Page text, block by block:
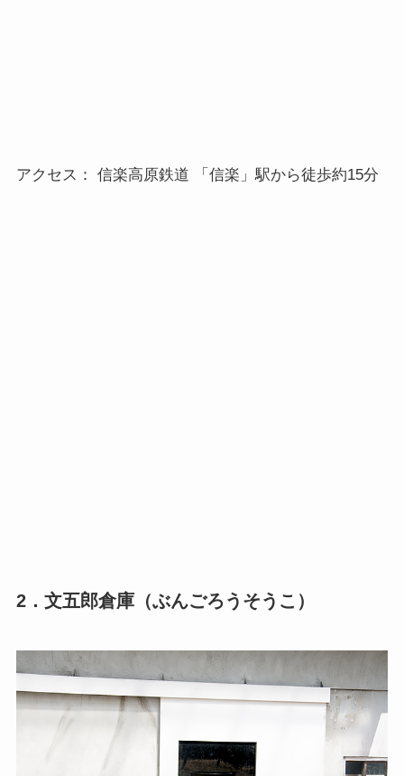
アクセス： 信楽高原鉄道 「信楽」駅から徒歩約15分
2．文五郎倉庫（ぶんごろうそうこ）